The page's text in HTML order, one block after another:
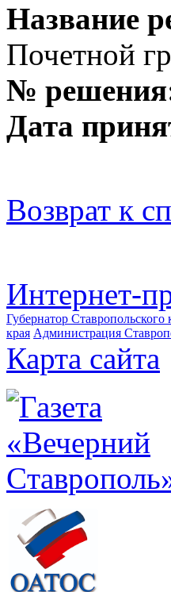
Название
Почетной
№
Дата
Возврат к
Интернет-
Губернатор Ставропольского
края Администрация
Карта сайта